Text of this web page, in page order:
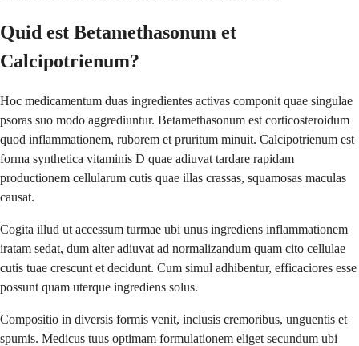
Quid est Betamethasonum et
Calcipotrienum?
Hoc medicamentum duas ingredientes activas componit quae singulae
psoras suo modo aggrediuntur. Betamethasonum est corticosteroidum
quod inflammationem, ruborem et pruritum minuit. Calcipotrienum est
forma synthetica vitaminis D quae adiuvat tardare rapidam
productionem cellularum cutis quae illas crassas, squamosas maculas
causat.
Cogita illud ut accessum turmae ubi unus ingrediens inflammationem
iratam sedat, dum alter adiuvat ad normalizandum quam cito cellulae
cutis tuae crescunt et decidunt. Cum simul adhibentur, efficaciores esse
possunt quam uterque ingrediens solus.
Compositio in diversis formis venit, inclusis cremoribus, unguentis et
spumis. Medicus tuus optimam formulationem eliget secundum ubi